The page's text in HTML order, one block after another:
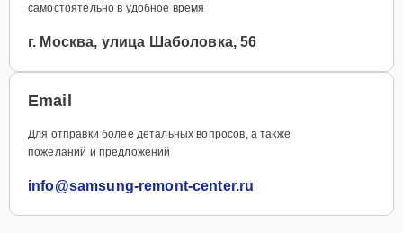
самостоятельно в удобное время
г. Москва, улица Шаболовка, 56
Email
Для отправки более детальных вопросов, а также
пожеланий и предложений
info@samsung-remont-center.ru